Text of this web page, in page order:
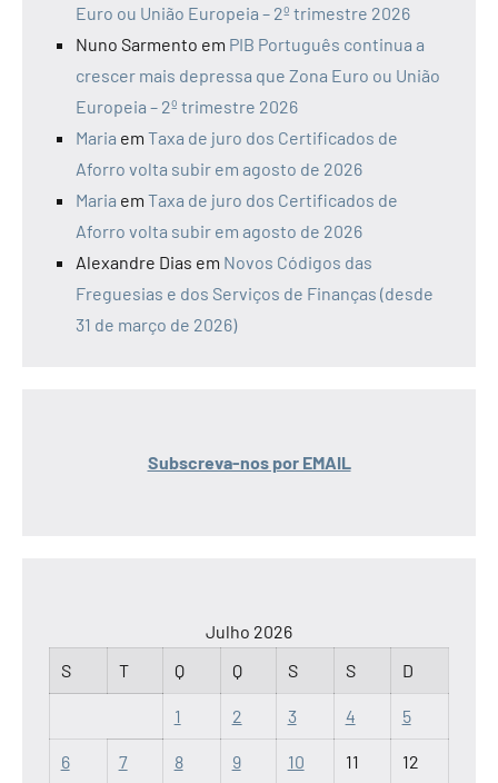
Euro ou União Europeia – 2º trimestre 2026
Nuno Sarmento em PIB Português continua a
crescer mais depressa que Zona Euro ou União
Europeia – 2º trimestre 2026
Maria em Taxa de juro dos Certificados de
Aforro volta subir em agosto de 2026
Maria em Taxa de juro dos Certificados de
Aforro volta subir em agosto de 2026
Alexandre Dias em Novos Códigos das
Freguesias e dos Serviços de Finanças (desde
31 de março de 2026)
Subscreva-nos por EMAIL
Julho 2026
S
T Q Q S S D
1 2 3 4 5
6 7 8 9 10 11 12